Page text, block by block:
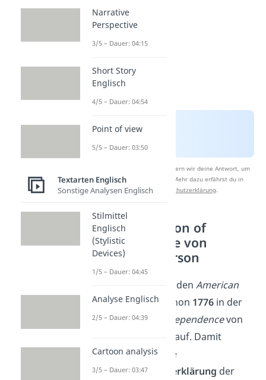
Nach Beantwortung speichern wir deine Antwort, um
Studyflix zu verbessern. Mehr dazu erfährst du in
unserer Datenschutzerklärung.
The Declaration of
Independence von
Thomas Jefferson
Die Grundidee für denAmerican
Dream tauchte schon 1776 in der
Declaration of Independencevon
Thomas Jefferson auf. Damit
bezeichnest du die
Unabhängigkeitserklärung der
Narrative
Perspective
3/5 – Dauer: 04:15
Short Story
Englisch
4/5 – Dauer: 04:54
Point of view
5/5 – Dauer: 03:50
Textarten Englisch
Sonstige Analysen Englisch
Stilmittel
Englisch
(Stylistic
Devices)
1/5 – Dauer: 04:45
Analyse Englisch
2/5 – Dauer: 04:39
Cartoon analysis
3/5 – Dauer: 03:47